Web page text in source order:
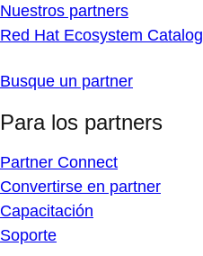
Nuestros partners
Red Hat Ecosystem Catalog
Busque un partner
Para los partners
Partner Connect
Convertirse en partner
Capacitación
Soporte